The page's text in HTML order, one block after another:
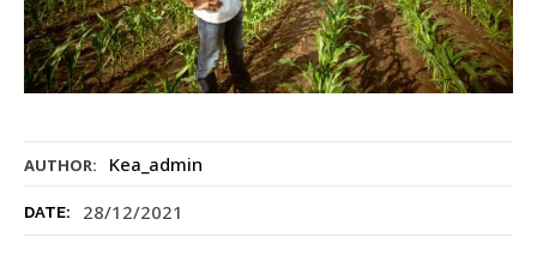
AUTHOR: Kea_admin
DATE: 28/12/2021